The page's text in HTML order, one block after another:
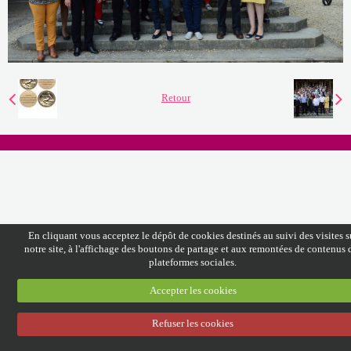
Discographie
Espace Adhérents
Retour
En cliquant vous acceptez le dépôt de cookies destinés au suivi des visites
notre site, à l'affichage des boutons de partage et aux remontées de contenus
plateformes sociales.
Accepter les cookies
Refuser les cookies